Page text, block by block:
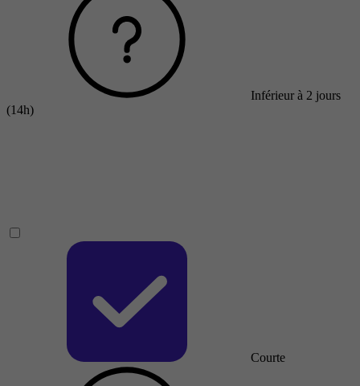
Inférieur à 2 jours
(14h)
Courte